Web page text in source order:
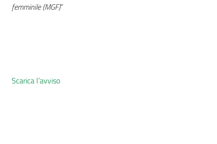
femminile (MGF)”
Scarica l’avviso